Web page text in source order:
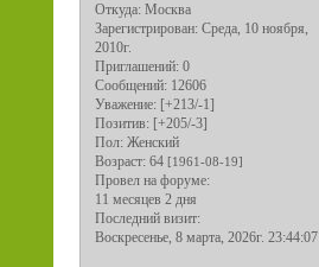
Откуда:Москва
Зарегистрирован: Среда, 10 ноября,
2010г.
Приглашений:0
Сообщений:12606
Уважение: [+213/-1]
Позитив: [+205/-3]
Пол:Женский
Возраст:64 [1961-08-19]
Провел на форуме:
11 месяцев 2 дня
Последний визит:
Воскресенье, 8 марта, 2026г. 23:44:07